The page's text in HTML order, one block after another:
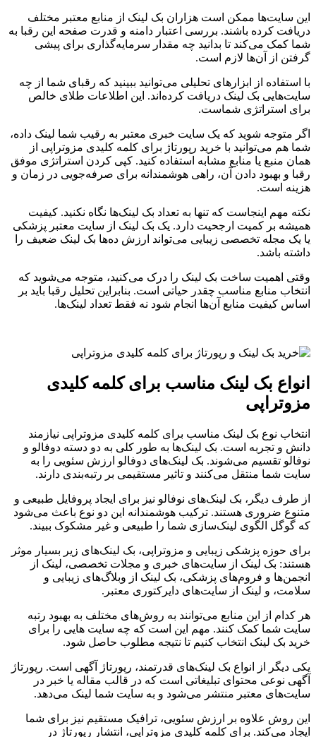
این سایت‌ها ممکن است هزاران بک لینک از منابع معتبر مختلف
دریافت کرده باشند. بررسی اعتبار دامنه و قدرت صفحه این رقبا به
شما کمک می‌کند تا بدانید چه مقدار سرمایه‌گذاری برای پیشی
گرفتن از آن‌ها لازم است.
با استفاده از ابزارهای تحلیلی می‌توانید ببینید که رقبای شما از چه
سایت‌هایی بک لینک دریافت کرده‌اند. این اطلاعات طلای خالص
برای استراتژی شماست.
اگر متوجه شوید که یک سایت خبری معتبر به رقیب شما لینک داده،
شما هم می‌توانید با خرید رپورتاژ برای کلمه کلیدی مزوتراپی از
همان منبع یا منابع مشابه استفاده کنید. کپی کردن استراتژی موفق
رقبا و بهبود دادن آن، راهی هوشمندانه برای صرفه‌جویی در زمان و
هزینه است.
نکته مهم اینجاست که تنها به تعداد بک لینک‌ها نگاه نکنید. کیفیت
همیشه بر کمیت ارجحیت دارد. یک بک لینک از سایت معتبر پزشکی
یا یک مجله تخصصی زیبایی می‌تواند ارزش ده‌ها بک لینک ضعیف را
داشته باشد.
وقتی اهمیت ساخت بک لینک را درک می‌کنید، متوجه می‌شوید که
انتخاب منابع مناسب چقدر حیاتی است. بنابراین تحلیل رقبا باید بر
اساس کیفیت منابع آن‌ها انجام شود نه فقط تعداد لینک‌ها.
انواع بک لینک مناسب برای کلمه کلیدی
مزوتراپی
انتخاب نوع بک لینک مناسب برای کلمه کلیدی مزوتراپی نیازمند
دانش و تجربه است. بک لینک‌ها به طور کلی به دو دسته دوفالو و
نوفالو تقسیم می‌شوند. بک لینک‌های دوفالو ارزش سئویی را به
سایت شما منتقل می‌کنند و تاثیر مستقیمی بر رتبه‌بندی دارند.
از طرف دیگر، بک لینک‌های نوفالو نیز برای ایجاد پروفایل طبیعی و
متنوع ضروری هستند. ترکیب هوشمندانه این دو نوع باعث می‌شود
که گوگل الگوی لینک‌سازی شما را طبیعی و غیر مشکوک ببیند.
برای حوزه پزشکی زیبایی و مزوتراپی، بک لینک‌های زیر بسیار موثر
هستند: بک لینک از سایت‌های خبری و مجلات تخصصی، لینک از
انجمن‌ها و فروم‌های پزشکی، بک لینک از وبلاگ‌های زیبایی و
سلامت، و لینک از سایت‌های دایرکتوری معتبر.
هر کدام از این منابع می‌توانند به روش‌های مختلف به بهبود رتبه
سایت شما کمک کنند. مهم این است که چه سایت هایی را برای
خرید بک لینک انتخاب کنیم تا نتیجه مطلوب حاصل شود.
یکی دیگر از انواع بک لینک‌های قدرتمند، رپورتاژ آگهی است. رپورتاژ
آگهی نوعی محتوای تبلیغاتی است که در قالب مقاله یا خبر در
سایت‌های معتبر منتشر می‌شود و به سایت شما لینک می‌دهد.
این روش علاوه بر ارزش سئویی، ترافیک مستقیم نیز برای شما
ایجاد می‌کند. برای کلمه کلیدی مزوتراپی، انتشار رپورتاژ در